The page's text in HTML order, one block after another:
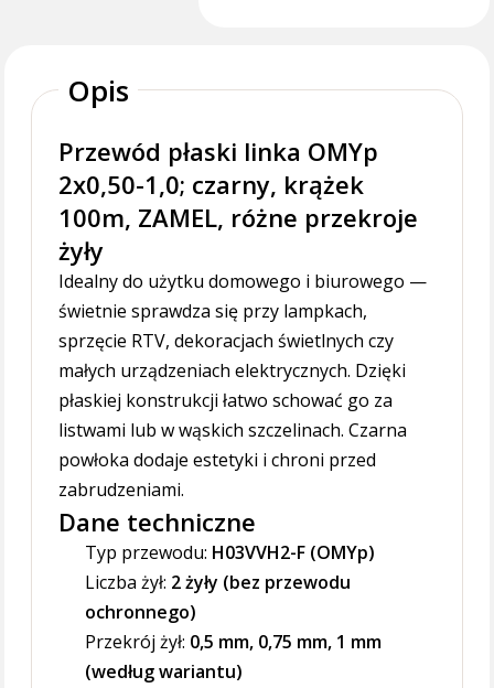
Opis
Przewód płaski linka OMYp
2x0,50-1,0; czarny, krążek
100m, ZAMEL, różne przekroje
żyły
Idealny do użytku domowego i biurowego —
świetnie sprawdza się przy lampkach,
sprzęcie RTV, dekoracjach świetlnych czy
małych urządzeniach elektrycznych. Dzięki
płaskiej konstrukcji łatwo schować go za
listwami lub w wąskich szczelinach. Czarna
powłoka dodaje estetyki i chroni przed
zabrudzeniami.
Dane techniczne
Typ przewodu: H03VVH2-F (OMYp)
Liczba żył: 2 żyły (bez przewodu
ochronnego)
Przekrój żył: 0,5 mm, 0,75 mm, 1 mm
(według wariantu)